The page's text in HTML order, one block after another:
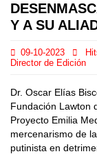
Y A SU
09-10-2023
Director de Edición
Dr. Oscar Elías
Fundación Lawton
Proyecto Emilia
mercenarismo de
putinista en